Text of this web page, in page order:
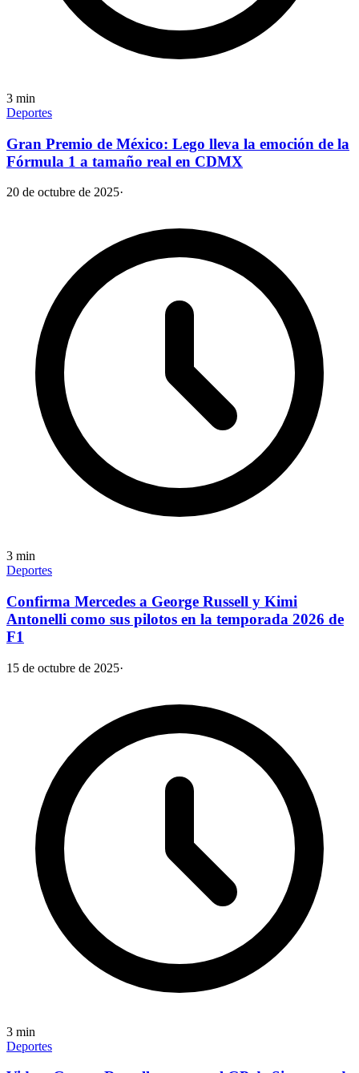
3 min
Deportes
Gran Premio de México: Lego lleva la emoción de la
Fórmula 1 a tamaño real en CDMX
20 de octubre de 2025·
3 min
Deportes
Confirma Mercedes a George Russell y Kimi
Antonelli como sus pilotos en la temporada 2026 de
F1
15 de octubre de 2025·
3 min
Deportes